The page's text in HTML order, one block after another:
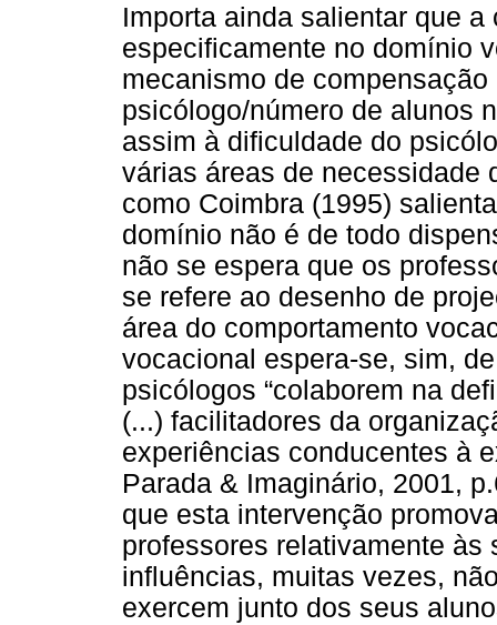
Importa ainda salientar que
especificamente no domínio
mecanismo de
psicólogo/número de alunos
assim à dificuldade do
várias áreas de necessidade
como Coimbra (1995)
domínio não é de todo
não se espera que os
se refere ao desenho de
área do comportamento
vocacional espera-se, sim,
psicólogos “colaborem na
(...) facilitadores da
experiências conducentes à
Parada & Imaginário, 2001,
que esta intervenção
professores relativamente
influências, muitas vezes,
exercem junto dos seus